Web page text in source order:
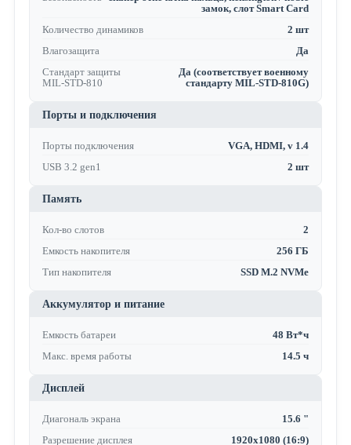
замок, слот Smart Card
Количество динамиков
2 шт
Влагозащита
Да
Стандарт защиты
MIL-STD-810
Да (соответствует военному
стандарту MIL-STD-810G)
Порты и подключения
Порты подключения
VGA, HDMI, v 1.4
USB 3.2 gen1
2 шт
Память
Кол-во слотов
2
Емкость накопителя
256 ГБ
Тип накопителя
SSD M.2 NVMe
Аккумулятор и питание
Емкость батареи
48 Вт*ч
Макс. время работы
14.5 ч
Дисплей
Диагональ экрана
15.6 "
Разрешение дисплея
1920x1080 (16:9)